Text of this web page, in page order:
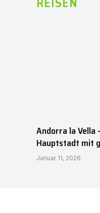
Andorra la Vella
Hauptstadt mit
Januar 11, 2026